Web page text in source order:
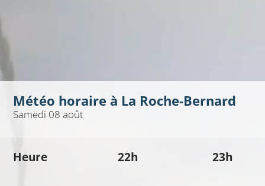
Météo horaire à La Roche-Bernard
Samedi 08 août
Heure 22h 23h